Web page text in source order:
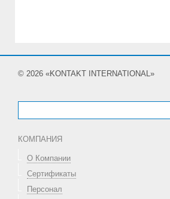
© 2026 «KONTAKT INTERNATIONAL»
КОМПАНИЯ
О Компании
Сертификаты
Персонал